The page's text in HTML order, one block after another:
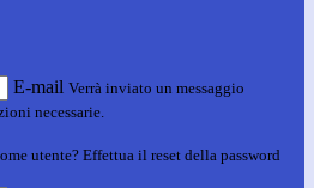
E-mail Verrà inviato un messaggio
necessarie.
utente? Effettua il reset della password